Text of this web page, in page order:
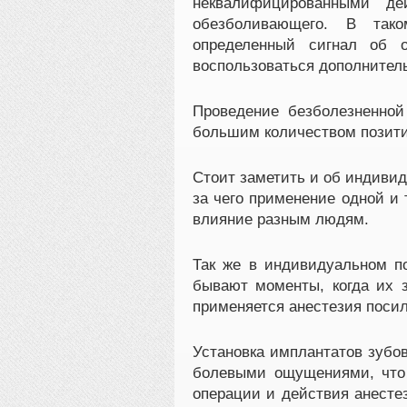
обезболивающего. В
определенный сигнал об
воспользоваться
Проведение
большим количеством
Стоит заметить и об
за чего применение одной и
влияние разным людям.
Так же в индивидуальном
бывают моменты, когда их
применяется анестезия
Установка имплантатов
болевыми ощущениями, что
операции и действия